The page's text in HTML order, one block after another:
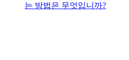
는 방법은 무엇입니까?